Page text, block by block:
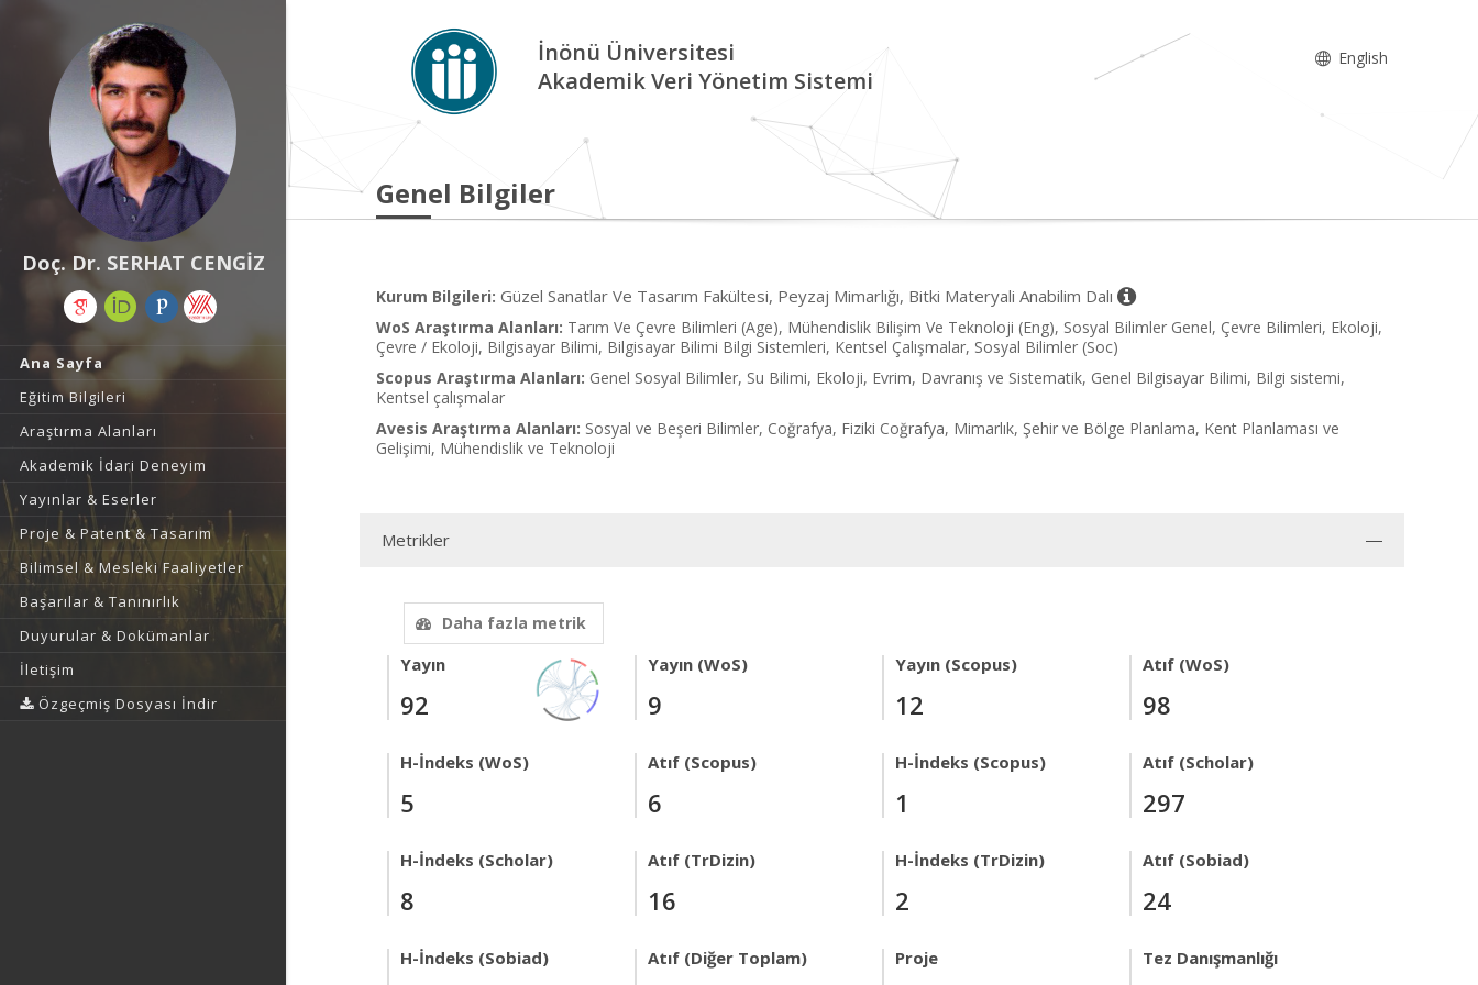
Doç. Dr. SERHAT CENGİZ
Ana Sayfa
Eğitim Bilgileri
Araştırma Alanları
Akademik İdari Deneyim
Yayınlar & Eserler
Proje & Patent & Tasarım
Bilimsel & Mesleki Faaliyetler
Başarılar & Tanınırlık
Duyurular & Dokümanlar
İletişim
Özgeçmiş Dosyası İndir
İnönü Üniversitesi
Akademik Veri Yönetim Sistemi
English
Genel Bilgiler
Kurum Bilgileri: Güzel Sanatlar Ve Tasarım Fakültesi, Peyzaj Mimarlığı, Bitki Materyali Anabilim Dalı
WoS Araştırma Alanları: Tarım Ve Çevre Bilimleri (Age), Mühendislik Bilişim Ve Teknoloji (Eng), Sosyal Bilimler Genel, Çevre Bilimleri, Ekoloji,
Çevre / Ekoloji, Bilgisayar Bilimi, Bilgisayar Bilimi Bilgi Sistemleri, Kentsel Çalışmalar, Sosyal Bilimler (Soc)
Scopus Araştırma Alanları: Genel Sosyal Bilimler, Su Bilimi, Ekoloji, Evrim, Davranış ve Sistematik, Genel Bilgisayar Bilimi, Bilgi sistemi,
Kentsel çalışmalar
Avesis Araştırma Alanları: Sosyal ve Beşeri Bilimler, Coğrafya, Fiziki Coğrafya, Mimarlık, Şehir ve Bölge Planlama, Kent Planlaması ve
Gelişimi, Mühendislik ve Teknoloji
Metrikler
Daha fazla metrik
Yayın
92
Yayın (WoS)
9
Yayın (Scopus)
12
Atıf (WoS)
98
H-İndeks (WoS)
5
Atıf (Scopus)
6
H-İndeks (Scopus)
1
Atıf (Scholar)
297
H-İndeks (Scholar)
8
Atıf (TrDizin)
16
H-İndeks (TrDizin)
2
Atıf (Sobiad)
24
H-İndeks (Sobiad) Atıf (Diğer Toplam) Proje Tez Danışmanlığı